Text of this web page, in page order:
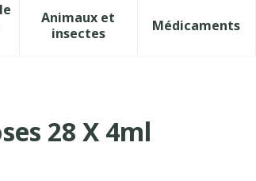
50+
la catégorie Naturopathie
le sous-menu pour la catégorie
Animaux et
insectesAfficher le sous-menu
Médicaments
Afficher
28 X 4ml